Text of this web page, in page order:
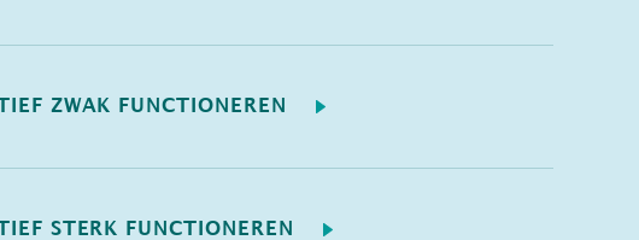
ZWAK FUNCTIONEREN
STERK FUNCTIONEREN